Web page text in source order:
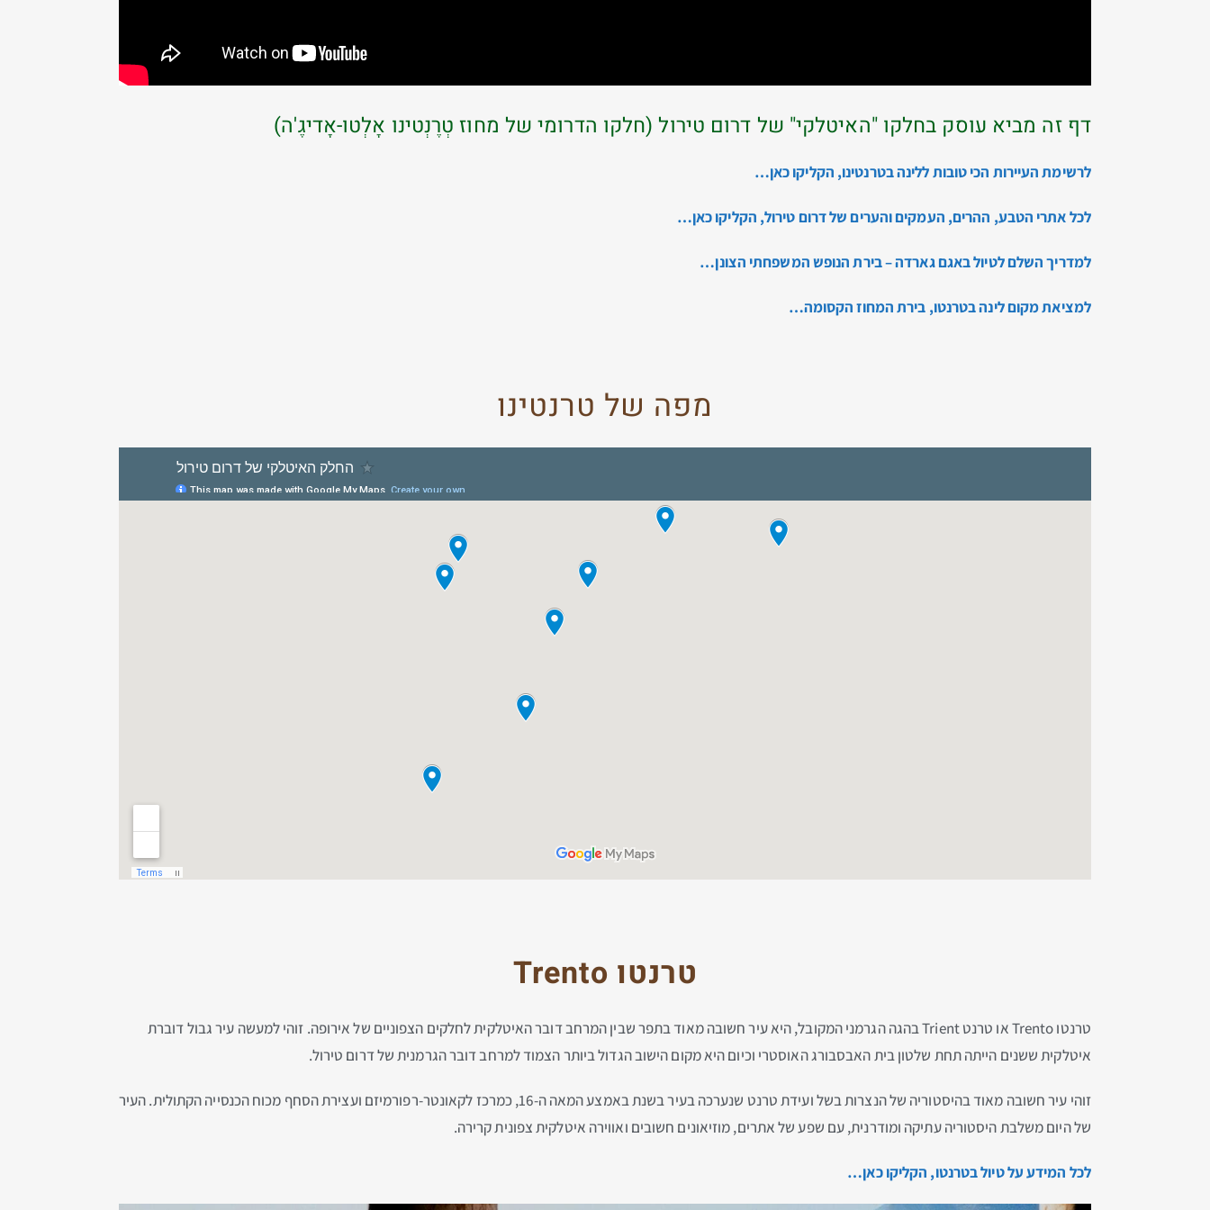
דף זה מביא עוסק בחלקו "האיטלקי" של דרום טירול (חלקו הדרומי של מחוז טְרֶנְטינו אָלְטו-אָדיגֶ'ה)
לרשימת העיירות הכי טובות ללינה בטרנטינו, הקליקו כאן…
לכל אתרי הטבע, ההרים, העמקים והערים של דרום טירול, הקליקו כאן…
למדריך השלם לטיול באגם גארדה – בירת הנופש המשפחתי הצונן…
למציאת מקום לינה בטרנטו, בירת המחוז הקסומה…
מפה של טרנטינו
טרנטו Trento
טרנטו Trento או טרנט Trient בהגה הגרמני המקובל, היא עיר חשובה מאוד בתפר שבין המרחב דובר האיטלקית לחלקים הצפוניים של אירופה. זוהי למעשה עיר גבול דוברת
איטלקית ששנים הייתה תחת שלטון בית האבסבורג האוסטרי וכיום היא מקום הישוב הגדול ביותר הצמוד למרחב דובר הגרמנית של דרום טירול.
זוהי עיר חשובה מאוד בהיסטוריה של הנצרות בשל ועידת טרנט שנערכה בעיר בשנת באמצע המאה ה-16, כמרכז לקאונטר-רפורמיזם ועצירת הסחף מכוח הכנסייה הקתולית. העיר
של היום משלבת היסטוריה עתיקה ומודרנית, עם שפע של אתרים, מוזיאונים חשובים ואווירה איטלקית צפונית קרירה.
לכל המידע על טיול בטרנטו, הקליקו כאן…